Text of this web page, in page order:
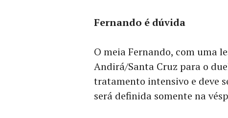
Fernando é dúvida
O meia Fernando, com uma
Andirá/Santa Cruz para o
tratamento intensivo e deve
será definida somente na